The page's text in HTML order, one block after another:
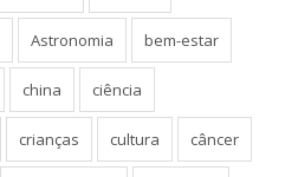
Astronomia bem-estar
china ciência
crianças cultura câncer